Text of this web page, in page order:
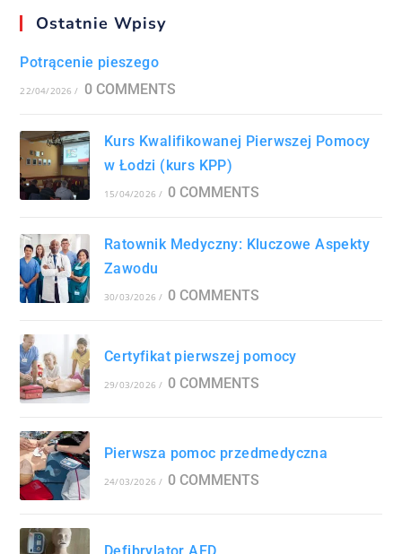
Ostatnie Wpisy
Potrącenie pieszego
22/04/2026 / 0 COMMENTS
Kurs Kwalifikowanej Pierwszej Pomocy
w Łodzi (kurs KPP)
15/04/2026 / 0 COMMENTS
Ratownik Medyczny: Kluczowe Aspekty
Zawodu
30/03/2026 / 0 COMMENTS
Certyfikat pierwszej pomocy
29/03/2026 / 0 COMMENTS
Pierwsza pomoc przedmedyczna
24/03/2026 / 0 COMMENTS
Defibrylator AED